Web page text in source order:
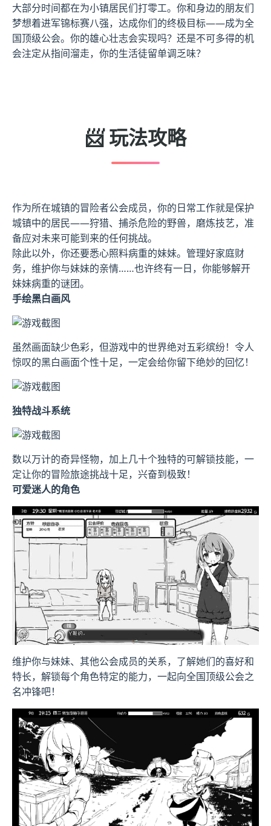
大部分时间都在为小镇居民们打零工。你和身边的朋友们
梦想着进军锦标赛八强，达成你们的终极目标——成为全
国顶级公会。你的雄心壮志会实现吗？还是不可多得的机
会注定从指间溜走，你的生活徒留单调乏味？
📨 玩法攻略
作为所在城镇的冒险者公会成员，你的日常工作就是保护
城镇中的居民——狩猎、捕杀危险的野兽，磨炼技艺，准
备应对未来可能到来的任何挑战。
除此以外，你还要悉心照料病重的妹妹。管理好家庭财
务，维护你与妹妹的亲情……也许终有一日，你能够解开
妹妹病重的谜团。
手绘黑白画风
虽然画面缺少色彩，但游戏中的世界绝对五彩缤纷！令人
惊叹的黑白画面个性十足，一定会给你留下绝妙的回忆！
独特战斗系统
数以万计的奇异怪物，加上几十个独特的可解锁技能，一
定让你的冒险旅途挑战十足，兴奋到极致！
可爱迷人的角色
维护你与妹妹、其他公会成员的关系，了解她们的喜好和
特长，解锁每个角色特定的能力，一起向全国顶级公会之
名冲锋吧！